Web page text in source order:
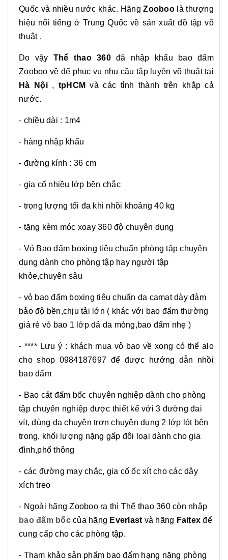
Quốc và nhiều nước khác. HãngZooboolà thượng
hiệu nổi tiếng ở Trung Quốc về sản xuất đồ tập võ
thuật .
Do vậy Thể thao 360đã nhập khẩu bao đấm
Zooboo về để phục vụ nhu cầu tập luyện võ thuật tại
Hà Nội, tpHCM và các tỉnh thành trên khắp cả
nước.
- chiều dài : 1m4
- hàng nhập khẩu
- đường kính : 36 cm
- gia cố nhiều lớp bền chắc
- trọng lượng tối đa khi nhồi khoảng 40 kg
- tặng kèm móc xoay 360 độ chuyên dụng
- Vỏ Bao đấm boxing tiêu chuẩn phòng tập chuyên
dụng dành cho phòng tập hay người tập
khỏe,chuyên sâu
- vỏ bao đấm boxing tiêu chuẩn da camat dày đảm
bảo độ bền,chịu tải lớn ( khác với bao đấm thường
giá rẻ vỏ bao 1 lớp dả da mỏng,bao đấm nhẹ )
- **** Lưu ý : khách mua vỏ bao về xong có thể alo
cho shop 0984187697 để được hướng dẫn nhồi
bao đấm
- Bao cát đấm bốc chuyên nghiệp dành cho phòng
tập chuyên nghiệp được thiết kế với 3 đường đai
vít, dùng da chuyên trơn chuyên dụng 2 lớp lót bên
trong, khối lượng nặng gấp đôi loại dành cho gia
đình,phổ thông
- các đường may chắc, gia cố ốc xít cho các dây
xích treo
- Ngoài hãng Zooboo ra thì Thể thao 360 còn nhập
bao đấm bốccủa hãng Everlast và hãng Faitexđể
cung cấp cho các phòng tập.
- Tham khảo sản phẩm bao đấm hạng nặng phòng